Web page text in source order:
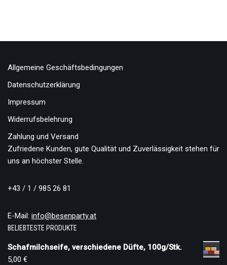
Allgemeine Geschäftsbedingungen
Datenschutzerklärung
Impressum
Widerrufsbelehrung
Zahlung und Versand
Zufriedene Kunden, gute Qualität und Zuverlässigkeit stehen für
uns an höchster Stelle.
+43 / 1 / 985 26 81
E-Mail: info@besenparty.at
BELIEBTESTE PRODUKTE
Schafmilchseife, verschiedene Düfte, 100g/Stk.
5,00 €